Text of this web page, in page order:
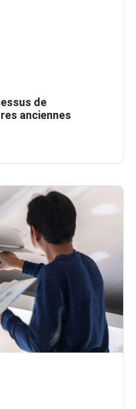
de
anciennes